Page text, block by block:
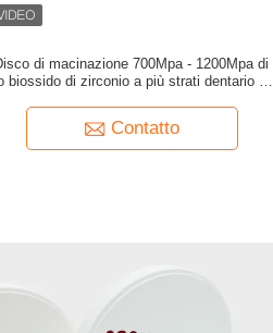
di macinazione 700Mpa - 1200Mpa di
biossido di zirconio a più strati dentario 3D
Contatto